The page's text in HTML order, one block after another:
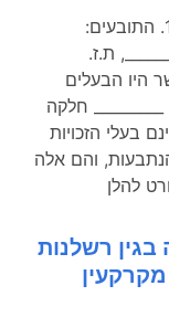
דוגמא לכתב תביעה: א. תיאור בעלי הדין 1. התובעים:
ת.ז.
היו הבעלים
חלקה
בעלי הזכויות
והם אלה
להלן
רשלנות